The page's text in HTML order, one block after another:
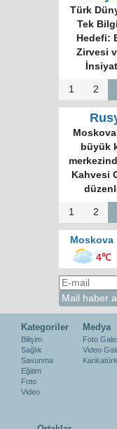
Türk
Tek
Hedefi:
Zirvesi
1 2
büyük
Kahvesi
1 2
Moskova
4℃
Kategoriler
Bilişim
Sağlık
Savunma
Eğitim
Foto
Video
Medya
Foto
Video